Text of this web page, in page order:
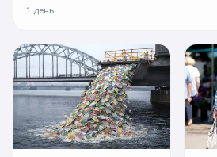
1 день